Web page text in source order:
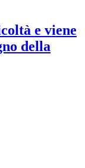
e viene
della